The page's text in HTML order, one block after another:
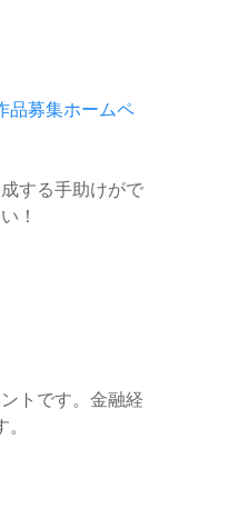
品募集ホームペ
する手助けがで
！
トです。金融経